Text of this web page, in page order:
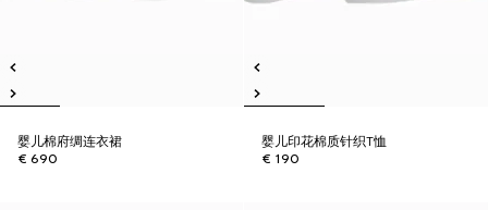
婴儿棉府绸连衣裙
€ 690
婴儿印花棉质针织T恤
€ 190